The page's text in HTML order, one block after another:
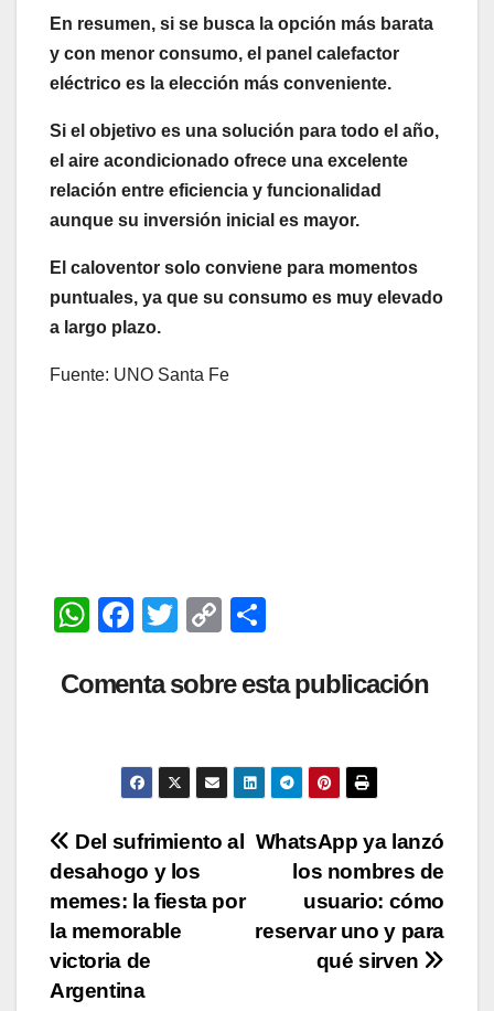
En resumen, si se busca la opción más barata
y con menor consumo, el panel calefactor
eléctrico es la elección más conveniente.
Si el objetivo es una solución para todo el año,
el aire acondicionado ofrece una excelente
relación entre eficiencia y funcionalidad
aunque su inversión inicial es mayor.
El caloventor solo conviene para momentos
puntuales, ya que su consumo es muy elevado
a largo plazo.
Fuente: UNO Santa Fe
W
at
p
F
c
b
o
o
k
T
tt
C
p
Li
n
m
ar
tir
Comenta sobre esta publicación
Navegación
de
entradas
WhatsApp ya lanzó
los nombres de
usuario: cómo
reservar uno y para
qué sirven
Del sufrimiento al
desahogo y los
memes: la fiesta por
la memorable
victoria de
Argentina